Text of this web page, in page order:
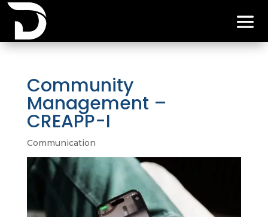
Community
Management –
CREAPP-I
Communication